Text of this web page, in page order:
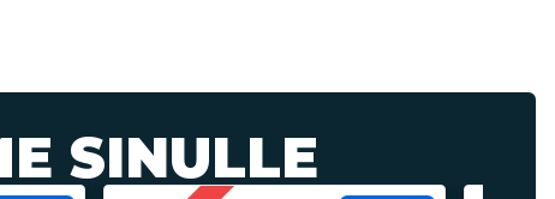
SINULLE